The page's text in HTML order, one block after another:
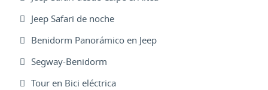
Jeep Safari de noche
Benidorm Panorámico en Jeep
Segway-Benidorm
Tour en Bici eléctrica